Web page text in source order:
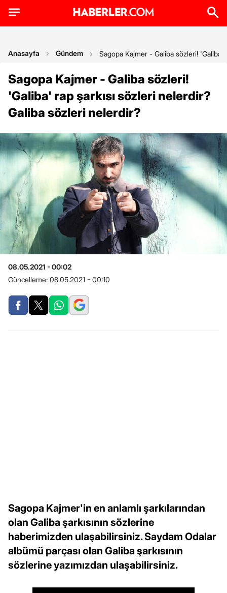
Anasayfa Gündem Sagopa Kajmer - Galiba sözleri! 'Galiba'
Sagopa Kajmer - Galiba sözleri!
'Galiba' rap şarkısı sözleri nelerdir?
Galiba sözleri nelerdir?
08.05.2021 - 00:02
Güncelleme: 08.05.2021 - 00:10
Sagopa Kajmer'in en anlamlı şarkılarından
olan Galiba şarkısının sözlerine
haberimizden ulaşabilirsiniz. Saydam Odalar
albümü parçası olan Galiba şarkısının
sözlerine yazımızdan ulaşabilirsiniz.